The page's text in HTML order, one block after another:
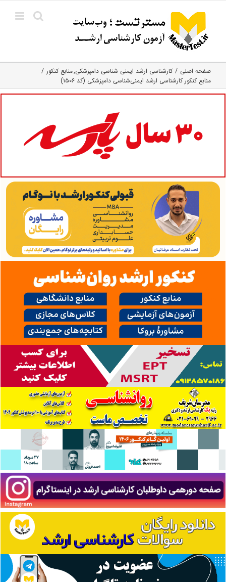
content
صفحه اصلی کارشناسی ارشد ایمنی‌ شناسی دامپزشکی منابع کنکور
منابع کنکور کارشناسی ارشد ایمنی‌شناسی دامپزشکی (کد ۱۵۰۶)